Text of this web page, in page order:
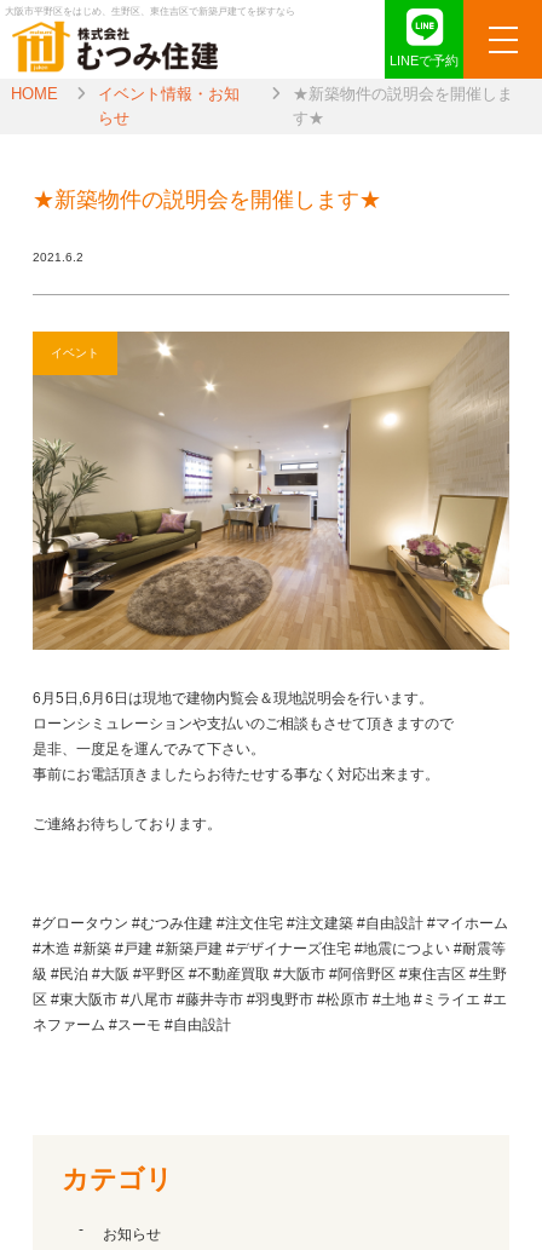
大阪市平野区をはじめ、生野区、東住吉区で新築戸建てを探すなら
LINEで予約
HOME
イベント情報・お知
らせ
★新築物件の説明会を開催しま
す★
★新築物件の説明会を開催します★
2021.6.2
イベント
6月5日,6月6日は現地で建物内覧会＆現地説明会を行います。
ローンシミュレーションや支払いのご相談もさせて頂きますので
是非、一度足を運んでみて下さい。
事前にお電話頂きましたらお待たせする事なく対応出来ます。
ご連絡お待ちしております。
#グロータウン #むつみ住建 #注文住宅 #注文建築 #自由設計 #マイホーム
#木造 #新築 #戸建 #新築戸建 #デザイナーズ住宅 #地震につよい #耐震等
級 #民泊 #大阪 #平野区 #不動産買取 #大阪市 #阿倍野区 #東住吉区 #生野
区 #東大阪市 #八尾市 #藤井寺市 #羽曳野市 #松原市 #土地 #ミライエ #エ
ネファーム #スーモ #自由設計
カテゴリ
お知らせ